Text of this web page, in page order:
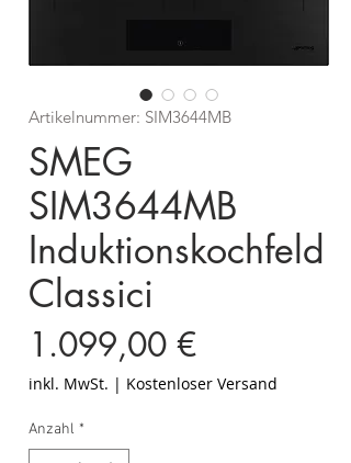
Artikelnummer: SIM3644MB
SMEG
SIM3644MB
Induktionskochfeld
Classici
1.099,00 €Preis
inkl. MwSt. | Kostenloser Versand
Anzahl *